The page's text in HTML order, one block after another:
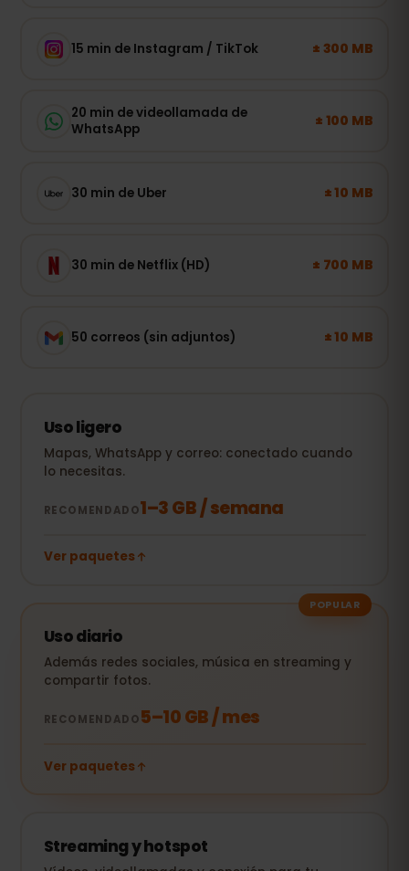
15 min de Instagram / TikTok ± 300 MB
20 min de videollamada de
WhatsApp
± 100 MB
30 min de Uber ± 10 MB
30 min de Netflix (HD) ± 700 MB
50 correos (sin adjuntos) ± 10 MB
Uso ligero
Mapas, WhatsApp y correo: conectado cuando
lo necesitas.
RECOMENDADO1–3 GB / semana
Ver paquetes
POPULAR
Uso diario
Además redes sociales, música en streaming y
compartir fotos.
RECOMENDADO5–10 GB / mes
Ver paquetes
Streaming y hotspot